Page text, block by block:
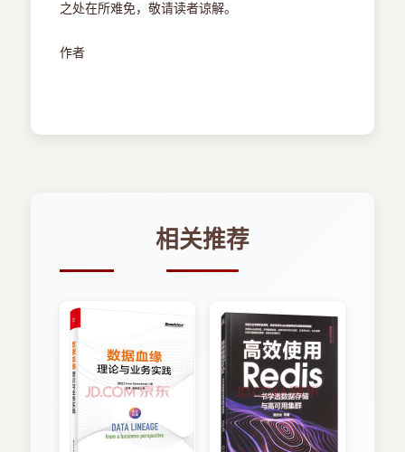
之处在所难免，敬请读者谅解。
作者
相关推荐